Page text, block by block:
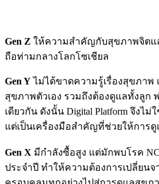
Gen Z ให้ความสำคัญกับสุขภาพจิตแ
ถือท่ามกลางโลกโซเชียล
Gen Yไม่ได้ขาดความรู้เรื่องสุขภาพ
สุขภาพตัวเอง รวมถึงต้องดูแลทั้งลูก
เดียวกัน ดังนั้น Digital Platform จึงไ
แต่เป็นเครื่องมือสำคัญที่ช่วยให้การ
Gen X มีกำลังซื้อสูง แต่มักพบโรค
ประจำปี ทำให้ความต้องการเปลี่ยนจ